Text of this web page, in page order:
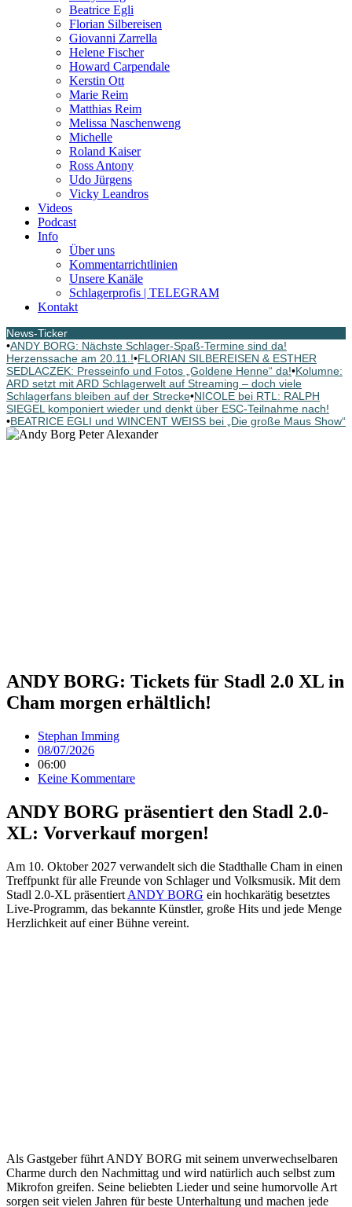
Beatrice Egli
Florian Silbereisen
Giovanni Zarrella
Helene Fischer
Howard Carpendale
Kerstin Ott
Marie Reim
Matthias Reim
Melissa Naschenweng
Michelle
Roland Kaiser
Ross Antony
Udo Jürgens
Vicky Leandros
Videos
Podcast
Info
Über uns
Kommentarrichtlinien
Unsere Kanäle
Schlagerprofis | TELEGRAM
Kontakt
News-Ticker
•ANDY BORG: Nächste Schlager-Spaß-Termine sind da!
Herzenssache am 20.11.!•FLORIAN SILBEREISEN & ESTHER
SEDLACZEK: Presseinfo und Fotos „Goldene Henne“ da!•Kolumne:
ARD setzt mit ARD Schlagerwelt auf Streaming – doch viele
Schlagerfans bleiben auf der Strecke•NICOLE bei RTL: RALPH
SIEGEL komponiert wieder und denkt über ESC-Teilnahme nach!
•BEATRICE EGLI und WINCENT WEISS bei „Die große Maus Show“
ANDY BORG: Tickets für Stadl 2.0 XL in
Cham morgen erhältlich!
Stephan Imming
08/07/2026
06:00
Keine Kommentare
ANDY BORG präsentiert den Stadl 2.0-
XL: Vorverkauf morgen!
Am 10. Oktober 2027 verwandelt sich die Stadthalle Cham in einen
Treffpunkt für alle Freunde von Schlager und Volksmusik. Mit dem
Stadl 2.0-XL präsentiert ANDY BORG ein hochkarätig besetztes
Live-Programm, das bekannte Künstler, große Hits und jede Menge
Herzlichkeit auf einer Bühne vereint.
Als Gastgeber führt ANDY BORG mit seinem unverwechselbaren
Charme durch den Nachmittag und wird natürlich auch selbst zum
Mikrofon greifen. Seine beliebten Lieder und seine humorvolle Art
sorgen seit vielen Jahren für beste Unterhaltung und machen jede